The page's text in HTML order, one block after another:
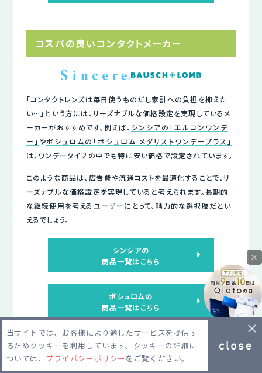
コスパの良いコンタクトメーカー
「コンタクトレンズは毎日使うものだし家計への負担を抑えた
い…」という方には、リーズナブルな価格設定を実現しているメ
ーカーがおすすめです。例えば、 シンシアの「エルコンワンデ
ー」やボシュロムの「ボシュロム メダリストワンデープラス」
は、ワンデータイプの中でも特に安い価格で設定されています。
このような商品は、広告費や流通コストを最適化することで、リ
ーズナブルな価格設定を実現していると考えられます。長期的
な継続使用を考えるユーザーにとって、魅力的な選択肢だとい
えるでしょう。
シンシアの
商品一覧はこちら
ボシュロムの
商品一覧はこちら
高性能なコンタクトメーカー
当サイトでは、お客様により適したサービスを提供す
るためクッキーを利用しています。クッキーの詳細に
ついては、 プライバシーポリシー をご覧ください。
×